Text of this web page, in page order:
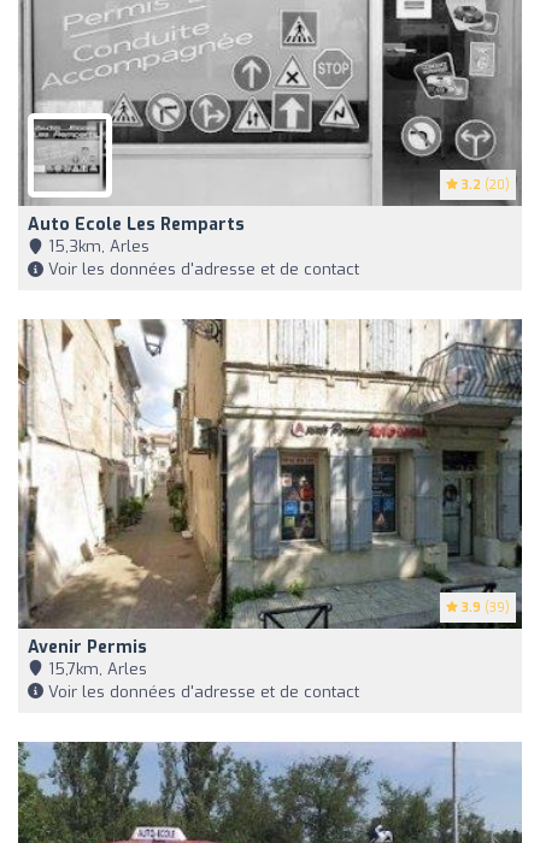
3.2 (20)
Auto Ecole Les Remparts
15,3km, Arles
Voir les données d'adresse et de contact
3.9 (39)
Avenir Permis
15,7km, Arles
Voir les données d'adresse et de contact